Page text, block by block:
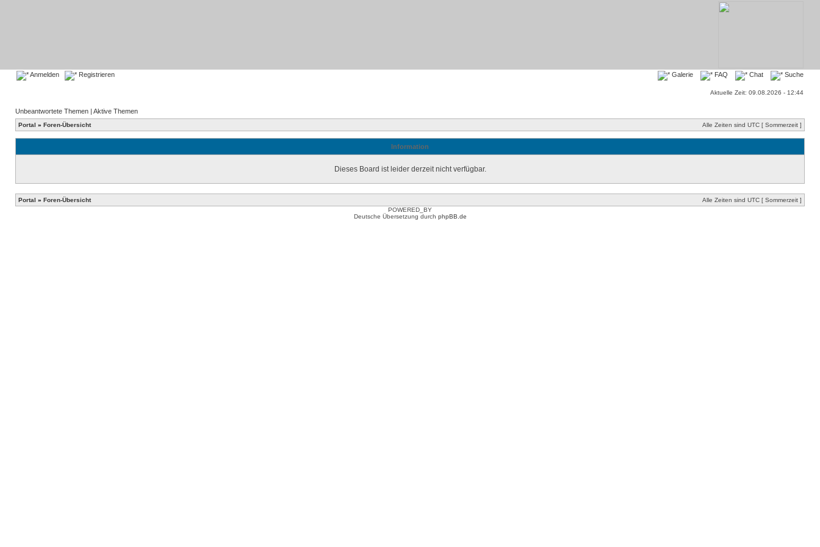
Anmelden Registrieren Galerie FAQ Chat Suche
Aktuelle Zeit: 09.08.2026 - 12:44
Unbeantwortete Themen | Aktive Themen
Portal » Foren-Übersicht Alle Zeiten sind UTC [ Sommerzeit ]
Information
Dieses Board ist leider derzeit nicht verfügbar.
Portal » Foren-Übersicht
Alle Zeiten sind UTC [ Sommerzeit ]
POWERED_BY
Deutsche Übersetzung durch phpBB.de